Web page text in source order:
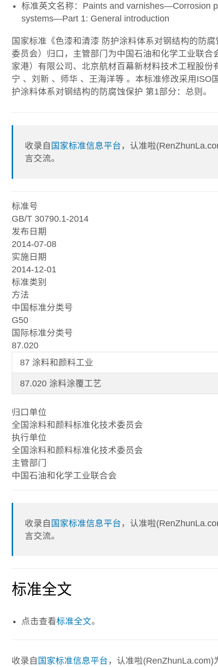
标准英文名称：Paints and varnishes―Corrosion
systems―Part 1: General introduction
国家标准《色漆和清漆 防护涂料体系对钢结构的防
委员会）归口，主管部门为中国石油和化学工业联
家港）有限公司、北京航材百幕新材料技术工程股
宁 、刘新 、师华 、王海洋等 。本标准修改采用
护涂料体系对钢结构的防腐蚀保护 第1部分：总则。
收录自 国家标准信息平台 ，认准啦
言交流。
标准号
GB/T 30790.1-2014
发布日期
2014-07-08
实施日期
2014-12-01
标准类别
方法
中国标准分类号
G50
国际标准分类号
87.020
87 涂料和颜料工业
87.020 涂料涂覆工艺
归口单位
全国涂料和颜料标准化技术委员会
执行单位
全国涂料和颜料标准化技术委员会
主管部门
中国石油和化学工业联合会
收录自 国家标准信息平台 ，认准啦
言交流。
标准全文
点击查看标准全文。
收录自 国家标准信息平台 ，认准啦